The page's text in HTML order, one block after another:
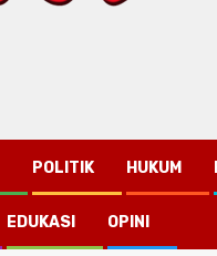
POLITIK HUKUM
EDUKASI OPINI